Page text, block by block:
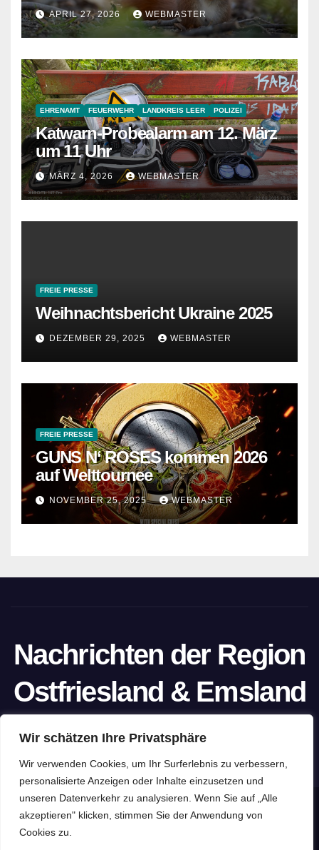
Wir schätzen Ihre Privatsphäre
Wir verwenden Cookies, um Ihr Surferlebnis zu verbessern,
personalisierte Anzeigen oder Inhalte einzusetzen und
unseren Datenverkehr zu analysieren. Wenn Sie auf „Alle
akzeptieren" klicken, stimmen Sie der Anwendung von
Cookies zu.
APRIL 27, 2026 WEBMASTER
EHRENAMT FEUERWEHR LANDKREIS LEER POLIZEI
Katwarn-Probealarm am 12. März
um 11 Uhr
MÄRZ 4, 2026 WEBMASTER
FREIE PRESSE
Weihnachtsbericht Ukraine 2025
DEZEMBER 29, 2025 WEBMASTER
FREIE PRESSE
GUNS N‘ ROSES kommen 2026
auf Welttournee
NOVEMBER 25, 2025 WEBMASTER
Nachrichten der Region
Ostfriesland & Emsland
Stolz präsentiert von WordPress |Theme: Newspaperex von